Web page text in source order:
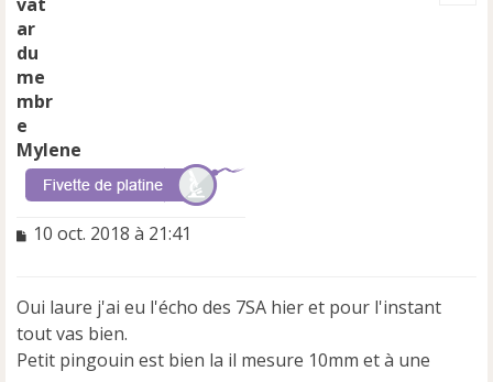
Mylene
M
a
g
e
10 oct. 2018 à 21:41
Oui laure j'ai eu l'écho des 7SA hier et pour l'instant
tout vas bien.
Petit pingouin est bien la il mesure 10mm et à une